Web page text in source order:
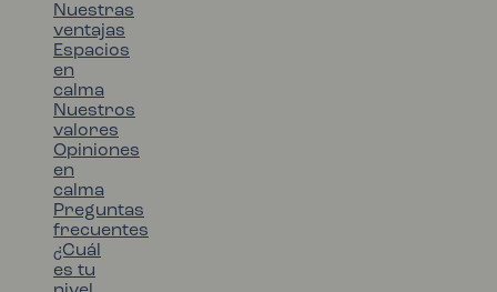
Nuestras
ventajas
Espacios
en
calma
Nuestros
valores
Opiniones
en
calma
Preguntas
frecuentes
¿Cuál
es tu